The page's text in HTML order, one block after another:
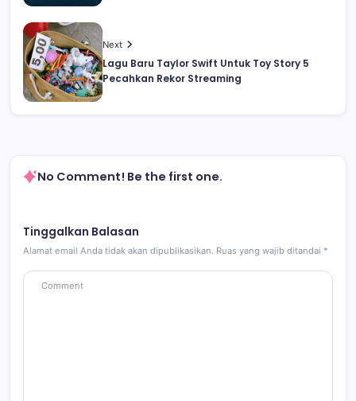
Next
Lagu Baru Taylor Swift Untuk Toy Story 5
Pecahkan Rekor Streaming
No Comment! Be the first one.
Tinggalkan Balasan
Alamat email Anda tidak akan dipublikasikan. Ruas yang wajib ditandai *